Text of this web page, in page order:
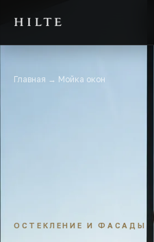
Главная → Мойка окон
ОСТЕКЛЕНИЕ И ФАСАДЫ